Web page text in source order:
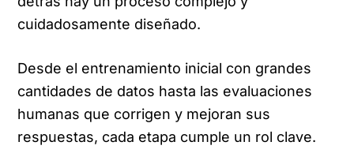
cuidadosamente diseñado.
Desde el entrenamiento inicial con grandes
cantidades de datos hasta las evaluaciones
humanas que corrigen y mejoran sus
respuestas, cada etapa cumple un rol clave.